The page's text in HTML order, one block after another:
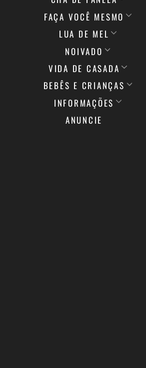
FAÇA VOCÊ MESMO
LUA DE MEL
NOIVADO
VIDA DE CASADA
BEBÊS E CRIANÇAS
INFORMAÇÕES
ANUNCIE